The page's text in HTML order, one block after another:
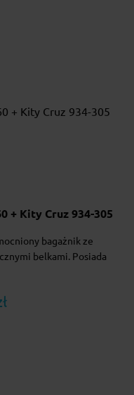
+ Kity Cruz 934-305
bagażnik ze
belkami. Posiada